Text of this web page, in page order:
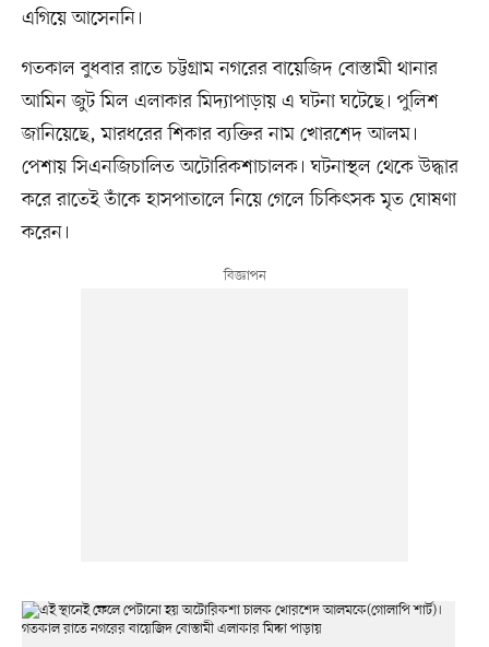
এগিয়ে আসেননি।
গতকাল বুধবার রাতে চট্টগ্রাম নগরের বায়েজিদ বোস্তামী থানার
আমিন জুট মিল এলাকার মিদ্যাপাড়ায় এ ঘটনা ঘটেছে। পুলিশ
জানিয়েছে, মারধরের শিকার ব্যক্তির নাম খোরশেদ আলম।
পেশায় সিএনজিচালিত অটোরিকশাচালক। ঘটনাস্থল থেকে উদ্ধার
করে রাতেই তাঁকে হাসপাতালে নিয়ে গেলে চিকিৎসক মৃত ঘোষণা
করেন।